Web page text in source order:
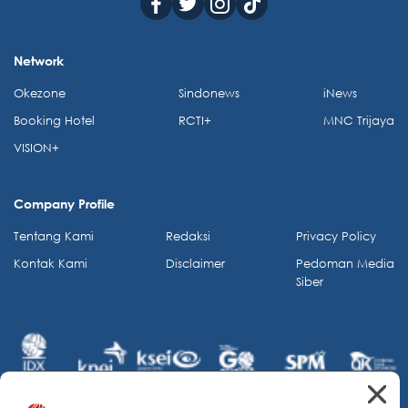
Network
Okezone
Booking Hotel
VISION+
Sindonews
RCTI+
iNews
MNC Trijaya
Company Profile
Tentang Kami
Kontak Kami
Redaksi
Disclaimer
Privacy Policy
Pedoman Media
Siber